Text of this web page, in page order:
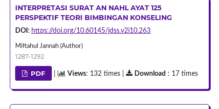
INTERPRETASI SURAT AN NAHL AYAT 125
PERSPEKTIF TEORI BIMBINGAN KONSELING
DOI: https://doi.org/10.60145/jdss.v2i10.263
Miftahul Jannah (Author)
1287-1292
PDF Views: 132 times | Download : 17 times